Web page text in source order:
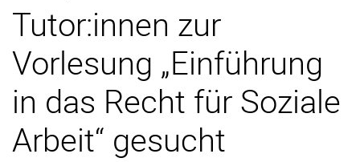
Tutor:innen zur
Vorlesung „Einführung
in das Recht für Soziale
Arbeit“ gesucht